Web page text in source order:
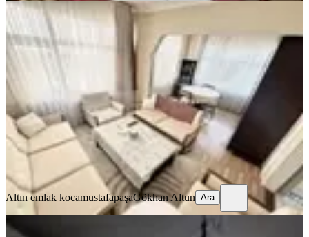
EŞYALI
Fatih Kocamustafapaşada 2+1 Eşyalı
Kiralık Daire
Fatih, Sümbül Efendi Mahallesi
4. Kat·04.08.2026
37.500 ₺
Altın emlak kocamustafapaşa Gökhan Altun
Altın emlak kocamustafapaşaGökhan Altun Ara